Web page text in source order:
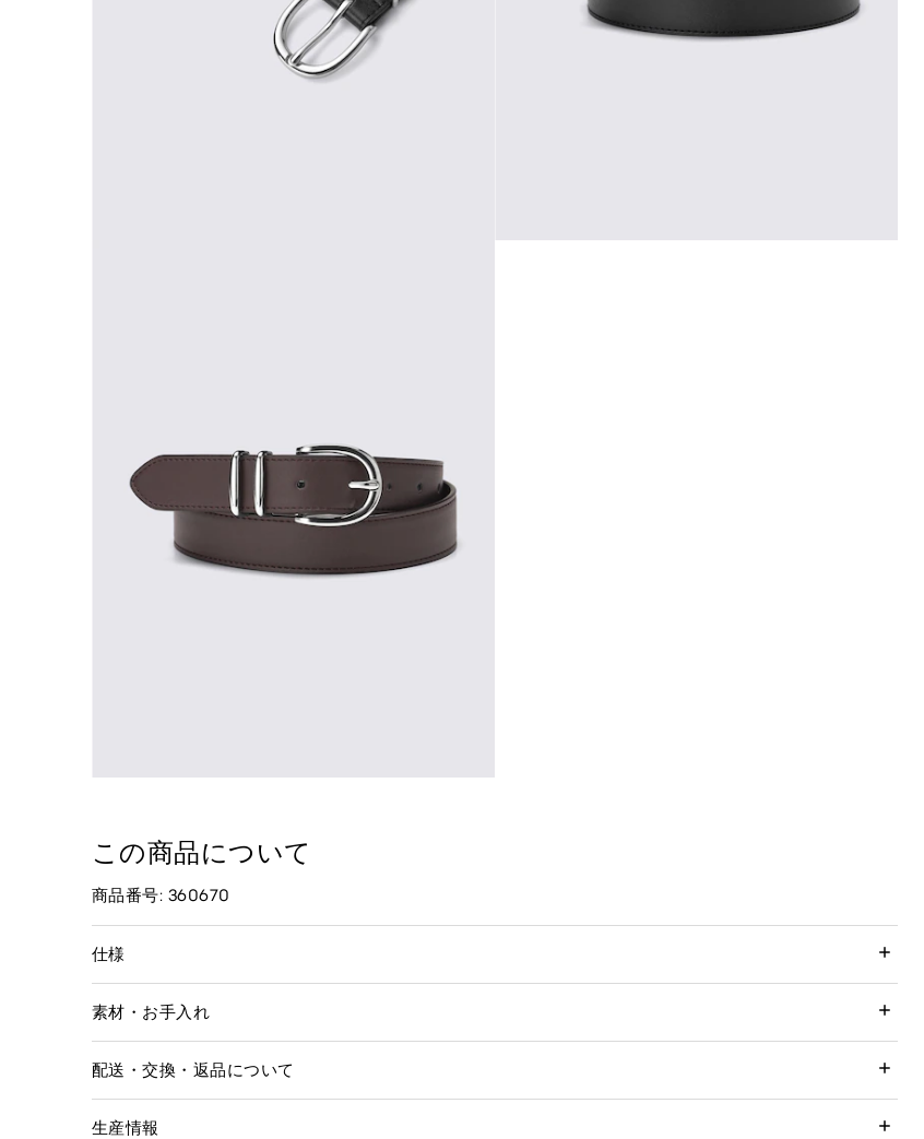
この商品について
商品番号: 360670
仕様
素材・お手入れ
配送・交換・返品について
生産情報